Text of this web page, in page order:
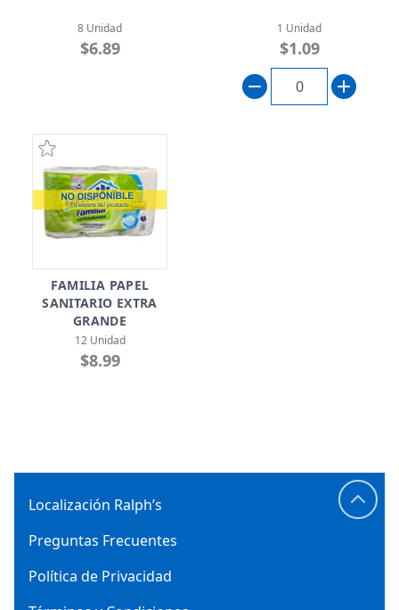
8 Unidad
$6.89
1 Unidad
$1.09
FAMILIA PAPEL
SANITARIO EXTRA
GRANDE
12 Unidad
$8.99
Localización Ralph’s
Preguntas Frecuentes
Política de Privacidad